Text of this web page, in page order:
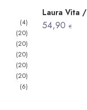
(4)
(20)
(20)
(20)
(20)
(20)
(6)
Laura Vita
54,90 €